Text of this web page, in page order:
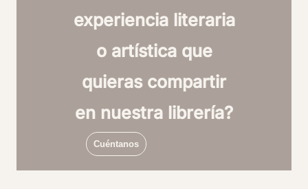
experiencia literaria
o artística que
quieras compartir
en nuestra librería?
Cuéntanos